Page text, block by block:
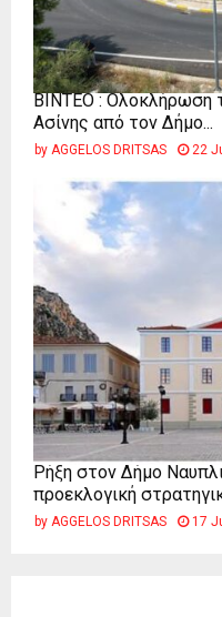
ΒΙΝΤΕΟ : Ολοκλήρωση
Ασίνης από τον Δήμο...
by AGGELOS DRITSAS 22
Ρήξη στον Δήμο
προεκλογική
by AGGELOS DRITSAS 17